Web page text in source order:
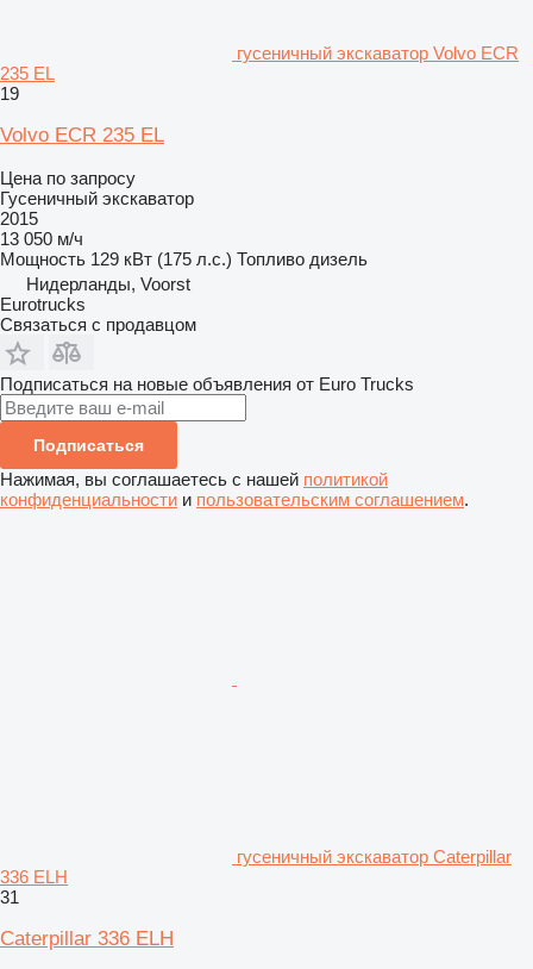
гусеничный экскаватор Volvo ECR
235 EL
19
Volvo ECR 235 EL
Цена по запросу
Гусеничный экскаватор
2015
13 050 м/ч
Мощность 129 кВт (175 л.с.) Топливо дизель
Нидерланды, Voorst
Eurotrucks
Связаться с продавцом
Подписаться на новые объявления от Euro Trucks
Подписаться
Нажимая, вы соглашаетесь с нашей политикой
конфиденциальности и пользовательским соглашением.
гусеничный экскаватор Caterpillar
336 ELH
31
Caterpillar 336 ELH